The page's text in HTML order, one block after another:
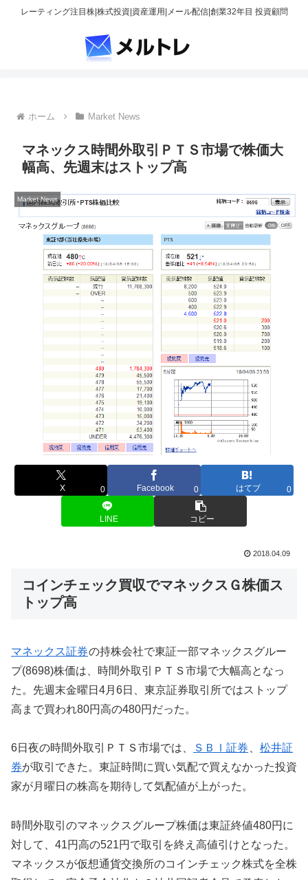
レーティング注目株|株式投資|資産運用|メール配信|創業32年目 投資顧問
ホーム Market News
マネックス時間外取引ＰＴＳ市場で株価大
幅高、先週末はストップ高
Market News
X 0 Facebook 0 はてブ 0
LINE コピー
2018.04.09
コインチェック買収でマネックスＧ株価ス
トップ高
マネックス証券の持株会社で東証一部マネックスグルー
プ(8698)株価は、時間外取引ＰＴＳ市場で大幅高となっ
た。先週末金曜日4月6日、東京証券取引所ではストップ
高まで買われ80円高の480円だった。
6日夜の時間外取引ＰＴＳ市場では、 ＳＢＩ証券
松井証
券が取引できた。東証時間に買い気配で買えなかった投資
家が月曜日の株高を期待して気配値が上がった。
時間外取引のマネックスグループ株価は東証終値480円に
対して、41円高の521円で取引を終え高値引けとなった。
マネックスが仮想通貨交換所のコインチェック株式を全株